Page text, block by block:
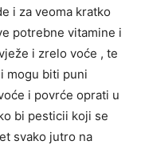
i za veoma kratko
potrebne vitamine i
i zrelo voće , te
mogu biti puni
i povrće oprati u
bi pesticii koji se
svako jutro na